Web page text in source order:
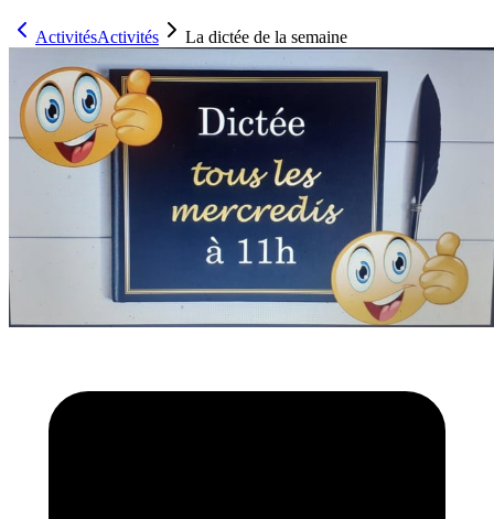
ActivitésActivités La dictée de la semaine